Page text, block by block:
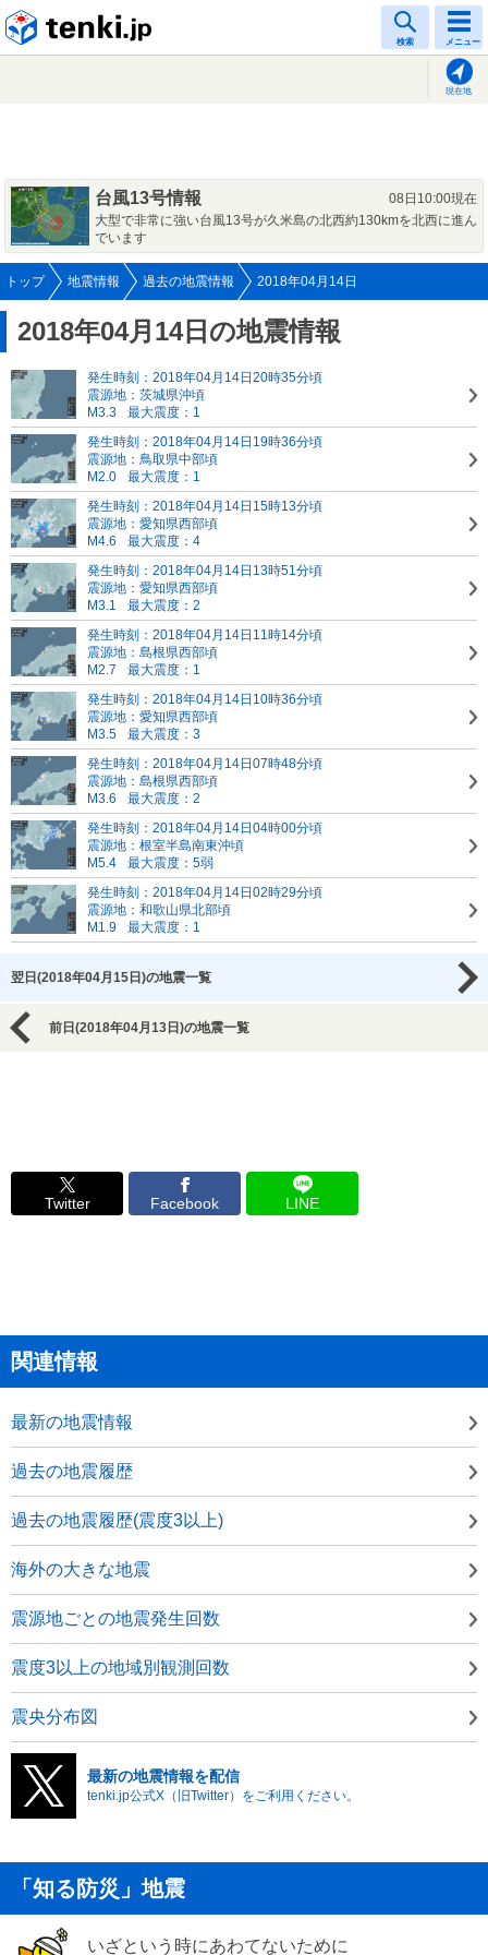
検索 メニュー
現在地
台風13号情報
08日10:00現在
大型で非常に強い台風13号が久米島の北西約130kmを北西に進ん
でいます
トップ 地震情報 過去の地震情報 2018年04月14日
2018年04月14日の地震情報
発生時刻：2018年04月14日20時35分頃
震源地：茨城県沖頃
M3.3
最大震度：1
発生時刻：2018年04月14日19時36分頃
震源地：鳥取県中部頃
M2.0
最大震度：1
発生時刻：2018年04月14日15時13分頃
震源地：愛知県西部頃
M4.6
最大震度：4
発生時刻：2018年04月14日13時51分頃
震源地：愛知県西部頃
M3.1
最大震度：2
発生時刻：2018年04月14日11時14分頃
震源地：島根県西部頃
M2.7
最大震度：1
発生時刻：2018年04月14日10時36分頃
震源地：愛知県西部頃
M3.5
最大震度：3
発生時刻：2018年04月14日07時48分頃
震源地：島根県西部頃
M3.6
最大震度：2
発生時刻：2018年04月14日04時00分頃
震源地：根室半島南東沖頃
M5.4
最大震度：5弱
発生時刻：2018年04月14日02時29分頃
震源地：和歌山県北部頃
M1.9
最大震度：1
翌日(2018年04月15日)の地震一覧
前日(2018年04月13日)の地震一覧
Twitter Facebook LINE
関連情報
最新の地震情報
過去の地震履歴
過去の地震履歴(震度3以上)
海外の大きな地震
震源地ごとの地震発生回数
震度3以上の地域別観測回数
震央分布図
最新の地震情報を配信
tenki.jp公式X（旧Twitter）をご利用ください。
「知る防災」地震
いざという時にあわてないために